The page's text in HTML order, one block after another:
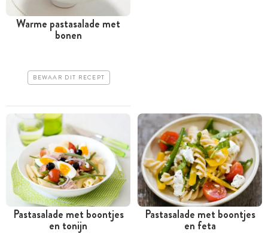
Warme pastasalade met
bonen
BEWAAR DIT RECEPT
Pastasalade met boontjes
en tonijn
Pastasalade met boontjes
en feta